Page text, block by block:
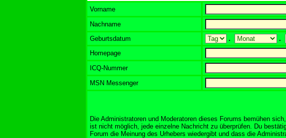
Vorname
Nachname
Geburtsdatum
.
.
Homepage
ICQ-Nummer
MSN Messenger
Die Administratoren und Moderatoren dieses Forums bemühen
ist nicht möglich, jede einzelne Nachricht zu überprüfen. Du
Forum die Meinung des Urhebers wiedergibt und dass die